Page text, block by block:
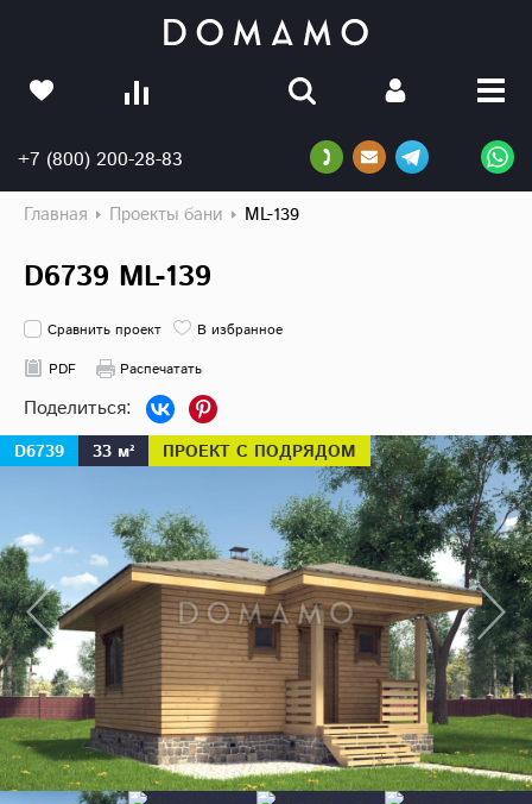
+7 (800) 200-28-83
Главная Проекты бани ML-139
D6739 ML-139
Сравнить проект
В избранное
PDF
Распечатать
D6739 33 м² ПРОЕКТ С ПОДРЯДОМ